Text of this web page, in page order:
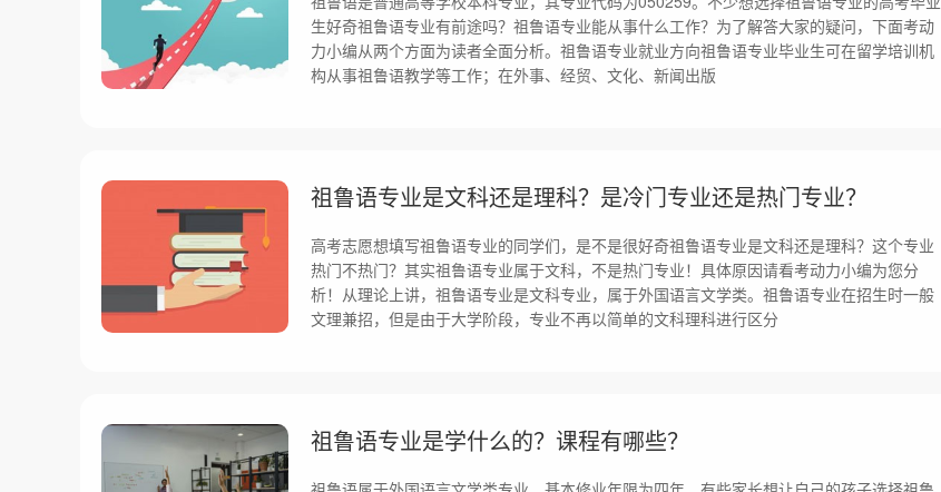
生好奇祖鲁语专业有前途吗？祖鲁语专业能从事什么工作？为了解答大家的疑问，下面考动
力小编从两个方面为读者全面分析。祖鲁语专业就业方向祖鲁语专业毕业生可在留学培训机
构从事祖鲁语教学等工作；在外事、经贸、文化、新闻出版
祖鲁语专业是文科还是理科？是冷门专业还是热门专业？
高考志愿想填写祖鲁语专业的同学们，是不是很好奇祖鲁语专业是文科还是理科？这个专业
热门不热门？其实祖鲁语专业属于文科，不是热门专业！具体原因请看考动力小编为您分
析！从理论上讲，祖鲁语专业是文科专业，属于外国语言文学类。祖鲁语专业在招生时一般
文理兼招，但是由于大学阶段，专业不再以简单的文科理科进行区分
祖鲁语专业是学什么的？课程有哪些？